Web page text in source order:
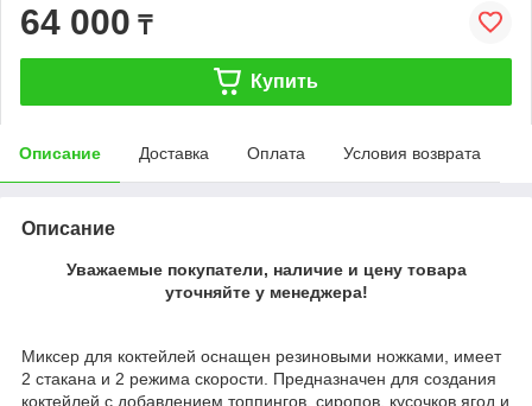
64 000 ₸
Купить
Описание Доставка Оплата Условия возврата
Описание
Уважаемые покупатели, наличие и цену товара
уточняйте у менеджера!
Миксер для коктейлей оснащен резиновыми ножками, имеет
2 стакана и 2 режима скорости. Предназначен для создания
коктейлей с добавлением топпингов, сиропов, кусочков ягод и